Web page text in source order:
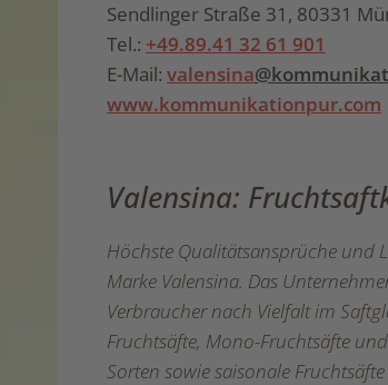
Sendlinger Straße 31, 80331
Tel.: +49.89.41 32 61 901
E-Mail: valensina
www.kommunikationpur.com
Valensina:
Höchste Qualitätsansprüche und
Marke Valensina. Das
Verbraucher nach Vielfalt im
Fruchtsäfte, Mono-Fruchtsäfte
Sorten sowie saisonale